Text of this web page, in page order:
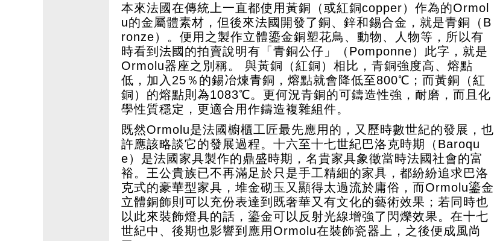
本來法國在傳統上一直都使用黃銅（或紅銅copper）作為的Ormol
u的金屬體素材，但後來法國開發了銅、鋅和錫合金，就是青銅（B
ronze）。便用之製作立體鎏金銅塑花鳥、動物、人物等，所以有
時看到法國的拍賣說明有「青銅公仔」（Pomponne）此字，就是
Ormolu器座之別稱。 與黃銅（紅銅）相比，青銅強度高、熔點
低，加入25％的錫冶煉青銅，熔點就會降低至800℃；而黃銅（紅
銅）的熔點則為1083℃。更何況青銅的可鑄造性強，耐磨，而且化
學性質穩定，更適合用作鑄造複雜組件。
既然Ormolu是法國櫥櫃工匠最先應用的，又歷時數世紀的發展，也
許應該略談它的發展過程。十六至十七世紀巴洛克時期（Baroqu
e）是法國家具製作的鼎盛時期，名貴家具象徵當時法國社會的富
裕。王公貴族已不再滿足於只是手工精細的家具，都紛紛追求巴洛
克式的豪華型家具，堆金砌玉又顯得太過流於庸俗，而Ormolu鎏金
立體銅飾則可以充份表達到既奢華又有文化的藝術效果；若同時也
以此來裝飾燈具的話，鎏金可以反射光線增強了閃爍效果。在十七
世紀中、後期也影響到應用Ormolu在裝飾瓷器上，之後便成風尚